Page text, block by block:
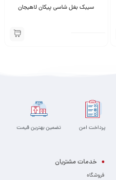
سیبک بغل شاسی پیکان لاهیجان
پرداخت امن تضمین بهترین قیمت
خدمات مشتریان
فروشگاه